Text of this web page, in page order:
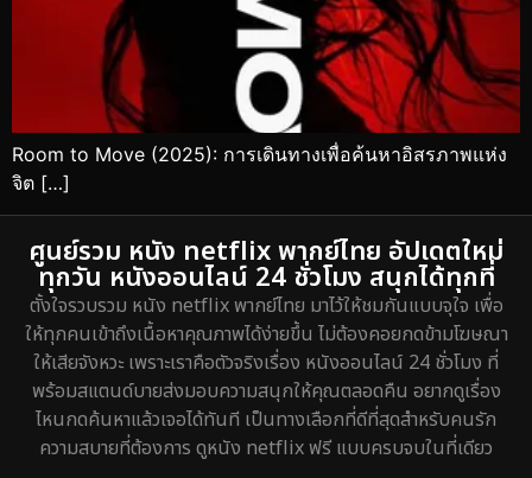
Room to Move (2025): การเดินทางเพื่อค้นหาอิสรภาพแห่ง
จิต […]
ศูนย์รวม หนัง netflix พากย์ไทย อัปเดตใหม่
ทุกวัน หนังออนไลน์ 24 ชั่วโมง สนุกได้ทุกที่
ตั้งใจรวบรวม หนัง netflix พากย์ไทย มาไว้ให้ชมกันแบบจุใจ เพื่อ
ให้ทุกคนเข้าถึงเนื้อหาคุณภาพได้ง่ายขึ้น ไม่ต้องคอยกดข้ามโฆษณา
ให้เสียจังหวะ เพราะเราคือตัวจริงเรื่อง หนังออนไลน์ 24 ชั่วโมง ที่
พร้อมสแตนด์บายส่งมอบความสนุกให้คุณตลอดคืน อยากดูเรื่อง
ไหนกดค้นหาแล้วเจอได้ทันที เป็นทางเลือกที่ดีที่สุดสำหรับคนรัก
ความสบายที่ต้องการ ดูหนัง netflix ฟรี แบบครบจบในที่เดียว